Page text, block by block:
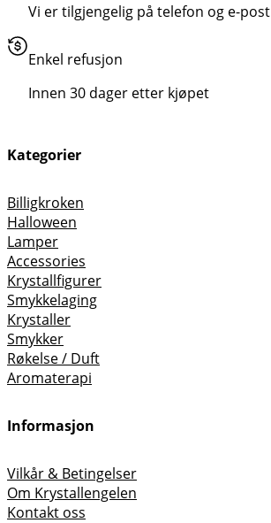
Vi er tilgjengelig på telefon og e-post
Enkel refusjon
Innen 30 dager etter kjøpet
Kategorier
Billigkroken
Halloween
Lamper
Accessories
Krystallfigurer
Smykkelaging
Krystaller
Smykker
Røkelse / Duft
Aromaterapi
Informasjon
Vilkår & Betingelser
Om Krystallengelen
Kontakt oss